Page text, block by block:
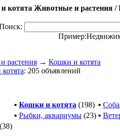
котята Животные и растения /
Пример:
растения → Кошки и котята
: 205 объявлений
▪ Кошки и котята (198) ▪
▪ Рыбки, аквариумы (23) ▪
(38)